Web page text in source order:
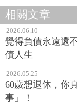
相關文章
2026.06.10
覺得負債永遠還
債人生
2026.05.25
60歲想退休，你
事」！